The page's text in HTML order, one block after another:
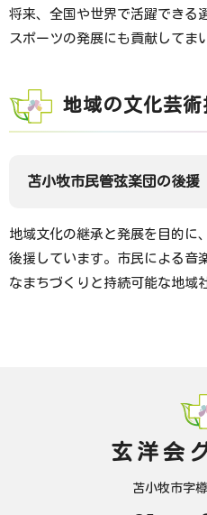
将来、全国や世界で活躍できる
スポーツの発展にも貢献してま
地域の文化芸
苫小牧市民管弦楽団の後援
地域文化の継承と発展を目的に
後援しています。市民による音
なまちづくりと持続可能な地域
玄洋会
苫小牧市字